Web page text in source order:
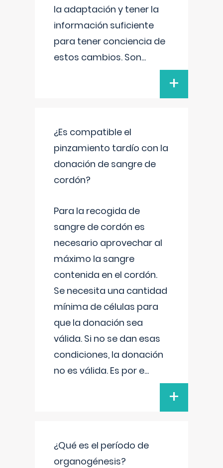
la adaptación y tener la
información suficiente
para tener conciencia de
estos cambios. Son...
+
¿Es compatible el
pinzamiento tardío con la
donación de sangre de
cordón?
Para la recogida de
sangre de cordón es
necesario aprovechar al
máximo la sangre
contenida en el cordón.
Se necesita una cantidad
mínima de células para
que la donación sea
válida. Si no se dan esas
condiciones, la donación
no es válida. Es por e...
+
¿Qué es el período de
organogénesis?